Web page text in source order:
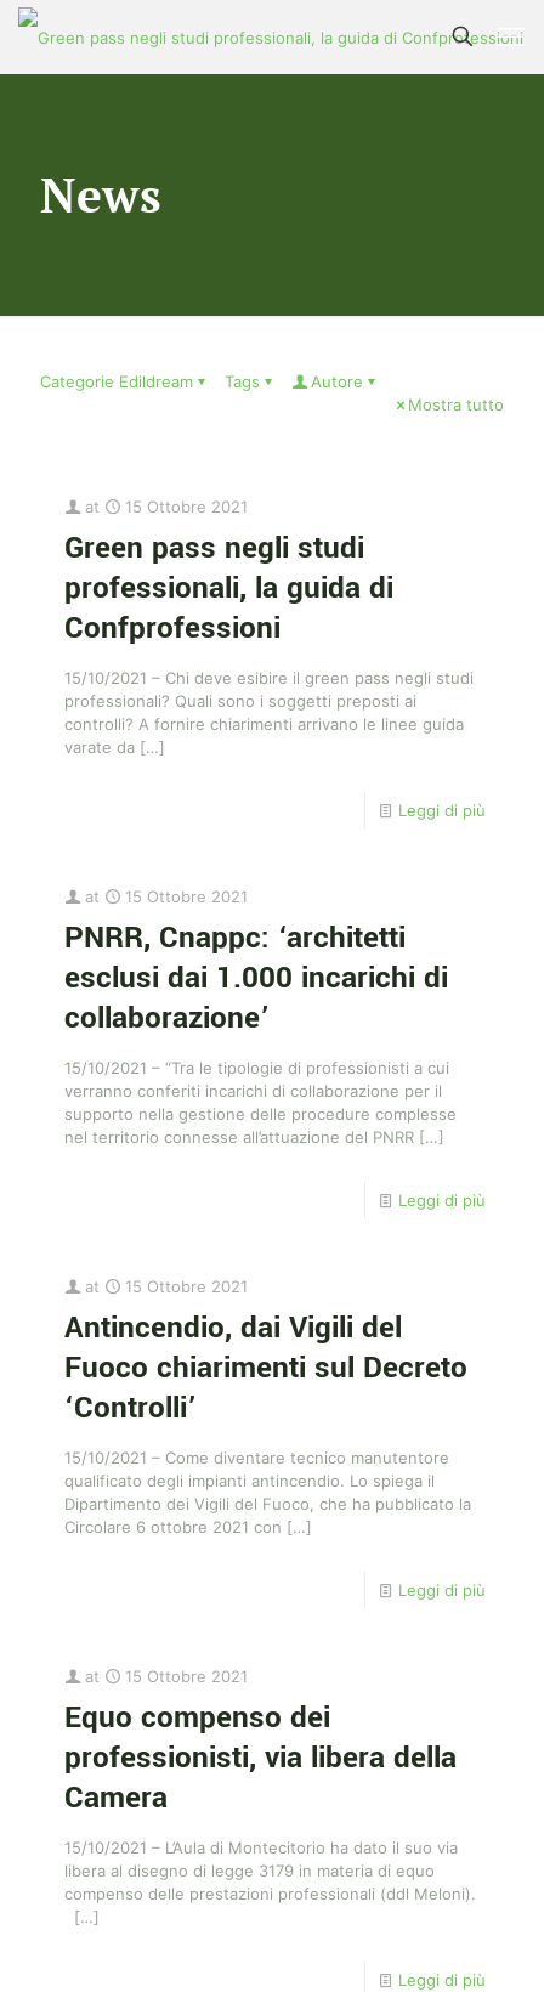
News
Categorie Edildream Tags
Autore
Mostra tutto
at 15 Ottobre 2021
Green pass negli studi
professionali, la guida di
Confprofessioni
15/10/2021 – Chi deve esibire il green pass negli studi
professionali? Quali sono i soggetti preposti ai
controlli? A fornire chiarimenti arrivano le linee guida
varate da […]
Leggi di più
at 15 Ottobre 2021
PNRR, Cnappc: ‘architetti
esclusi dai 1.000 incarichi di
collaborazione’
15/10/2021 – “Tra le tipologie di professionisti a cui
verranno conferiti incarichi di collaborazione per il
supporto nella gestione delle procedure complesse
nel territorio connesse all’attuazione del PNRR […]
Leggi di più
at 15 Ottobre 2021
Antincendio, dai Vigili del
Fuoco chiarimenti sul Decreto
‘Controlli’
15/10/2021 – Come diventare tecnico manutentore
qualificato degli impianti antincendio. Lo spiega il
Dipartimento dei Vigili del Fuoco, che ha pubblicato la
Circolare 6 ottobre 2021 con […]
Leggi di più
at 15 Ottobre 2021
Equo compenso dei
professionisti, via libera della
Camera
15/10/2021 – L’Aula di Montecitorio ha dato il suo via
libera al disegno di legge 3179 in materia di equo
compenso delle prestazioni professionali (ddl Meloni).
[…]
Leggi di più